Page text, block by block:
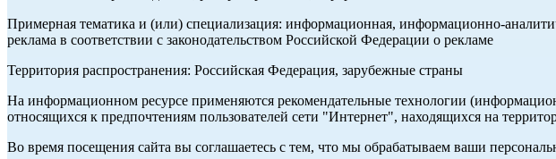
Примерная тематика и (или) специализация: информационная, информационно-
реклама в соответствии с законодательством Российской Федерации о рекламе
Территория распространения: Российская Федерация, зарубежные страны
На информационном ресурсе применяются рекомендательные технологии
относящихся к предпочтениям пользователей сети "Интернет", находящихся на
Во время посещения сайта вы соглашаетесь с тем, что мы обрабатываем ваши